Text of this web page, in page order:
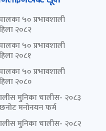
५० प्रभावशाली
२०८२
५० प्रभावशाली
२०८१
५० प्रभावशाली
२०८०
मुनिका चालीस- २०८३
मनोनयन फर्म
मुनिका चालीस- २०८२